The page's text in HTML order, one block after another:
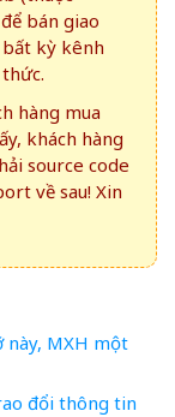
bán giao
kỳ kênh
hàng mua
khách hàng
source code
về sau! Xin
này, MXH một
đổi thông tin